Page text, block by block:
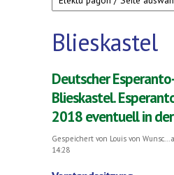
Blieskastel
Deutscher
Blieskastel.
2018 eventuell in
Gespeichert von Louis von Wunsc...
14:28